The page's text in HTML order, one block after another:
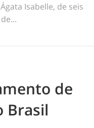
Isabelle, de seis
de
Brasil